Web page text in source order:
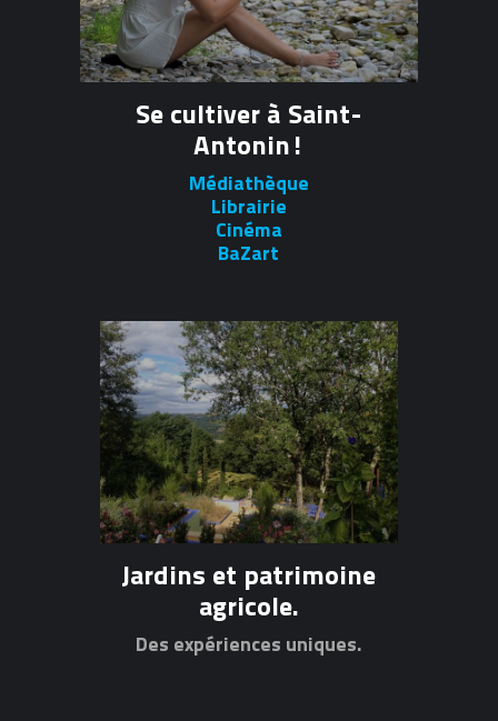
Se cultiver à Saint-
Antonin!
Médiathèque
Librairie
Cinéma
BaZart
Jardins et patrimoine
agricole.
Des expériences uniques.